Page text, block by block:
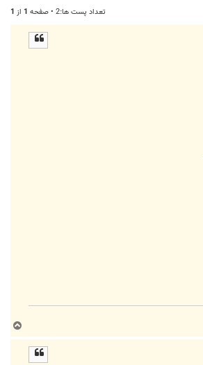
تعداد پست ها:2 • صفحه 1 از 1
ا